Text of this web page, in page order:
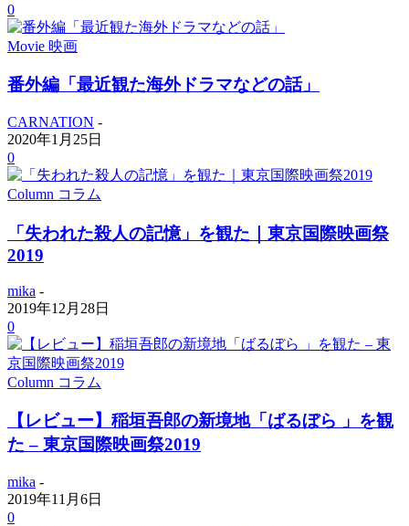
0
Movie 映画
番外編「最近観た海外ドラマなどの話」
CARNATION -
2020年1月25日
0
Column コラム
「失われた殺人の記憶」を観た｜東京国際映画祭
2019
mika -
2019年12月28日
0
Column コラム
【レビュー】稲垣吾郎の新境地「ばるぼら 」を観
た – 東京国際映画祭2019
mika -
2019年11月6日
0